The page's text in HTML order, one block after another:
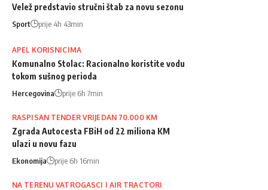
Velež predstavio stručni štab za novu sezonu
Sport prije 4h 43min
APEL KORISNICIMA
Komunalno Stolac: Racionalno koristite vodu
tokom sušnog perioda
Hercegovina prije 6h 7min
RASPISAN TENDER VRIJEDAN 70.000 KM
Zgrada Autocesta FBiH od 22 miliona KM
ulazi u novu fazu
Ekonomija prije 6h 16min
NA TERENU VATROGASCI I AIR TRACTORI